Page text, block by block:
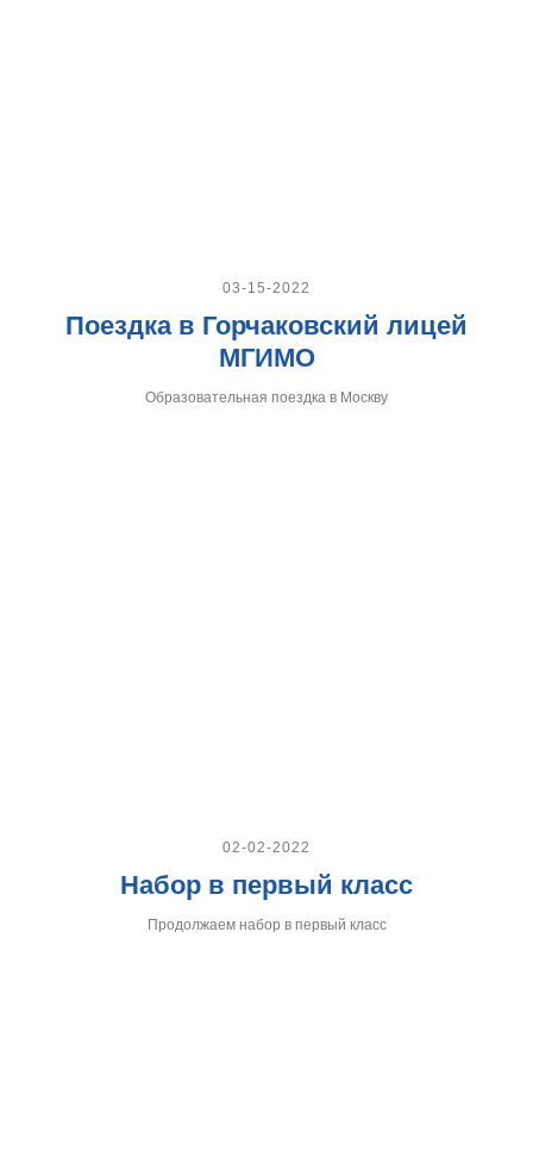
03-15-2022
Поездка в Горчаковский лицей
МГИМО
Образовательная поездка в Москву
02-02-2022
Набор в первый класс
Продолжаем набор в первый класс